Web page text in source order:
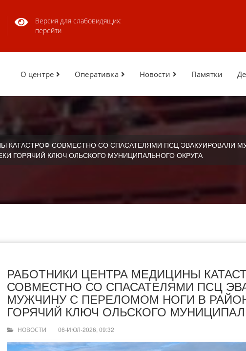
Версия для слабовидящих:
перейти
О центре Оперативка Новости Памятки
КАТАСТРОФ СОВМЕСТНО СО СПАСАТЕЛЯМИ ПСЦ ЭВАКУИРОВАЛИ
ГОРЯЧИЙ КЛЮЧ ОЛЬСКОГО МУНИЦИПАЛЬНОГО ОКРУГА
РАБОТНИКИ ЦЕНТРА МЕДИЦИНЫ
СОВМЕСТНО СО СПАСАТЕЛЯМИ ПСЦ
МУЖЧИНУ С ПЕРЕЛОМОМ НОГИ В
ГОРЯЧИЙ КЛЮЧ ОЛЬСКОГО
НОВОСТИ 06-ИЮЛ-2026, 09:32